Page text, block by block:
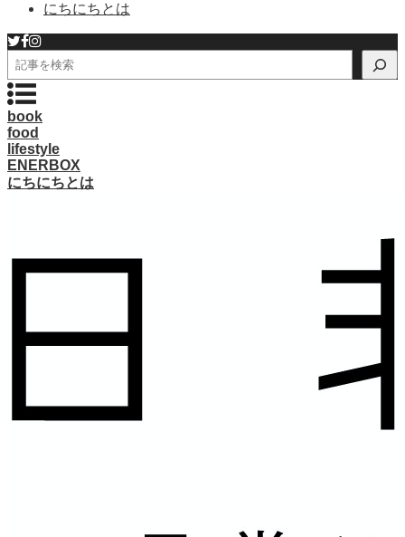
にちにちとは
検
索
book
food
lifestyle
ENERBOX
にちにちとは